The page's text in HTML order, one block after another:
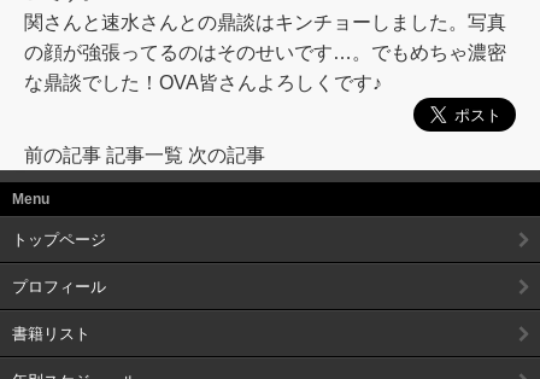
関さんと速水さんとの鼎談はキンチョーしました。写真
の顔が強張ってるのはそのせいです…。でもめちゃ濃密
な鼎談でした！OVA皆さんよろしくです♪
前の記事 記事一覧 次の記事
Menu
トップページ
プロフィール
書籍リスト